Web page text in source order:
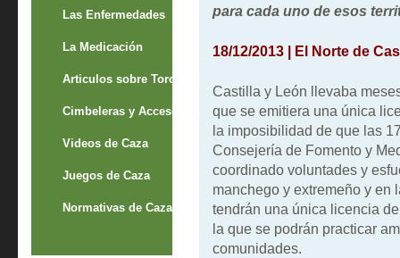
Las Enfermedades
La Medicación
Articulos sobre Torcaces
Cimbeleras y Accesorios
Videos de Caza
Juegos de Caza
Normativas de Caza
para cada uno de esos
18/12/2013 | El Norte de
Castilla y León llevaba
que se emitiera una única
la imposibilidad de que las
Consejería de Fomento y
coordinado voluntades y
manchego y extremeño y en
tendrán una única licencia
la que se podrán practicar
comunidades.